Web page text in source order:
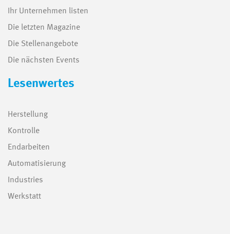
Ihr Unternehmen listen
Die letzten Magazine
Die Stellenangebote
Die nächsten Events
Lesenwertes
Herstellung
Kontrolle
Endarbeiten
Automatisierung
Industries
Werkstatt